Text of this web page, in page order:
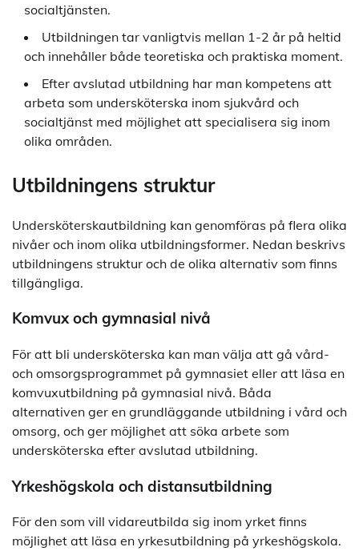
socialtjänsten.
Utbildningen tar vanligtvis mellan 1-2 år på heltid
och innehåller både teoretiska och praktiska moment.
Efter avslutad utbildning har man kompetens att
arbeta som undersköterska inom sjukvård och
socialtjänst med möjlighet att specialisera sig inom
olika områden.
Utbildningens struktur
Undersköterskautbildning kan genomföras på flera olika
nivåer och inom olika utbildningsformer. Nedan beskrivs
utbildningens struktur och de olika alternativ som finns
tillgängliga.
Komvux och gymnasial nivå
För att bli undersköterska kan man välja att gå vård-
och omsorgsprogrammet på gymnasiet eller att läsa en
komvuxutbildning på gymnasial nivå. Båda
alternativen ger en grundläggande utbildning i vård och
omsorg, och ger möjlighet att söka arbete som
undersköterska efter avslutad utbildning.
Yrkeshögskola och distansutbildning
För den som vill vidareutbilda sig inom yrket finns
möjlighet att läsa en yrkesutbildning på yrkeshögskola.